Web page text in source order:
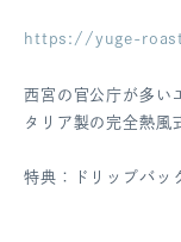
https://yuge-
西宮の官公庁が多い
タリア製の完全熱風
特典：ドリップバッ